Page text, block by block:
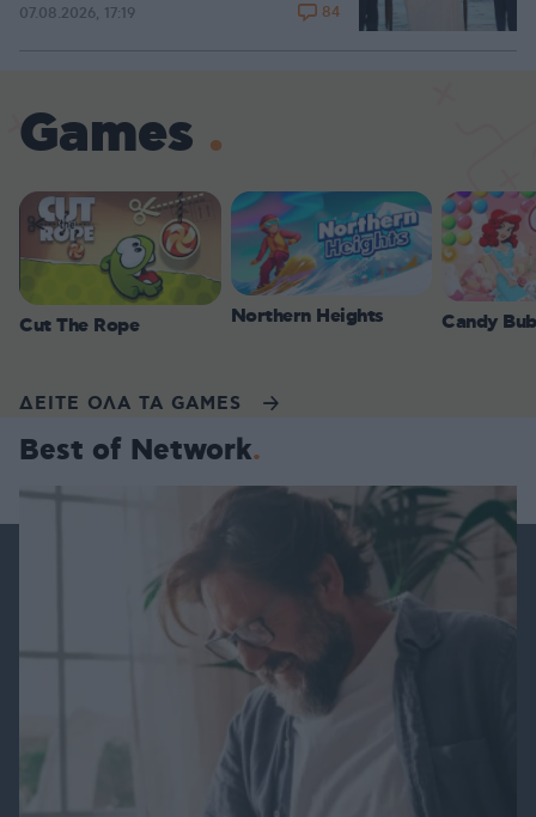
07.08.2026, 17:19 84
Games
Cut The Rope Northern Heights Candy
ΔΕΙΤΕ ΟΛΑ ΤΑ GAMES
Best of Network